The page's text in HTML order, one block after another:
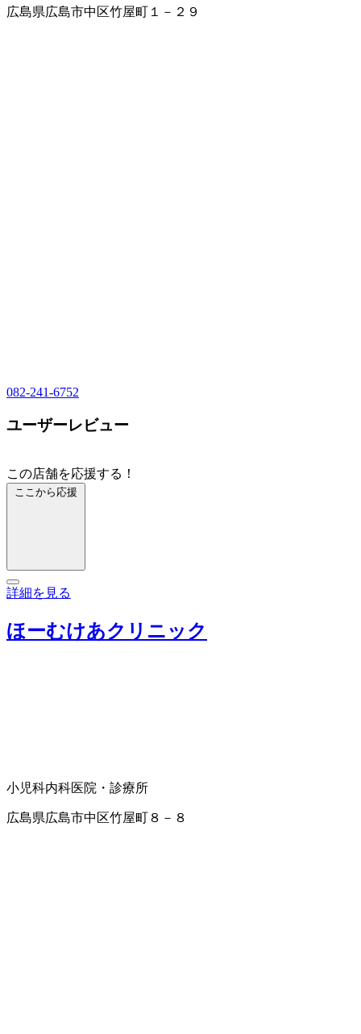
広島県広島市中区竹屋町１－２９
082-241-6752
ユーザーレビュー
この店舗を応援する！
ここから応援
詳細を見る
ほーむけあクリニック
小児科内科医院・診療所
広島県広島市中区竹屋町８－８